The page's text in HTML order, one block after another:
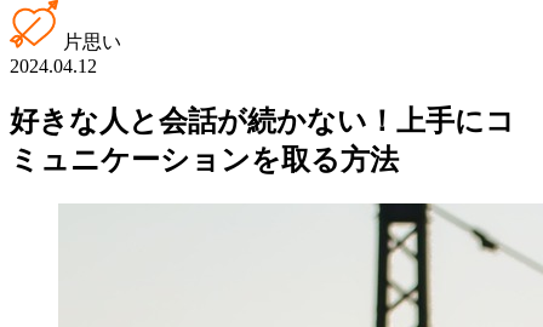
片思い
2024.04.12
好きな人と会話が続かない！上手にコ
ミュニケーションを取る方法